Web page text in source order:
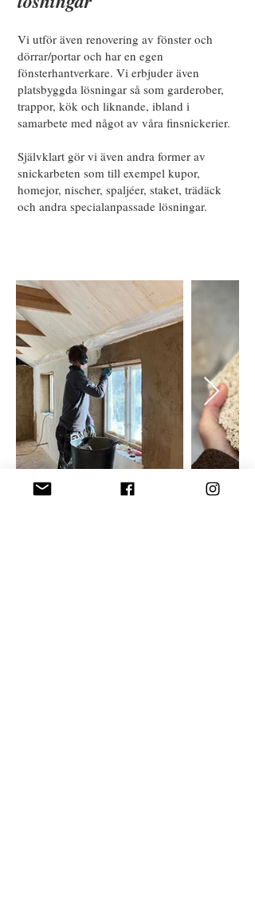
Vi utför även renovering av fönster och
dörrar/portar och har en egen
fönsterhantverkare. Vi erbjuder även
platsbyggda lösningar så som garderober,
trappor, kök och liknande, ibland i
samarbete med något av våra finsnickerier.
Självklart gör vi även andra former av
snickarbeten som till exempel kupor,
homejor, nischer, spaljéer, staket, trädäck
och andra specialanpassade lösningar.